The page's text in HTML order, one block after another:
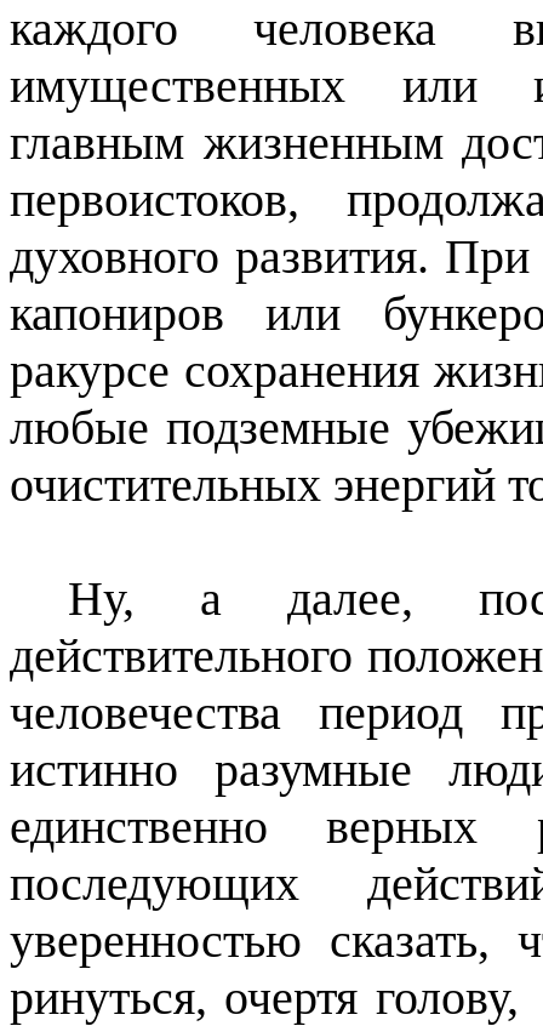
каждого человека
имущественных или
главным жизненным
первоистоков,
духовного развития.
капониров или
ракурсе сохранения
любые подземные
очистительных энергий
Ну, а далее,
действительного
человечества период
истинно разумные
единственно верных
последующих
уверенностью
ринуться, очертя голову,